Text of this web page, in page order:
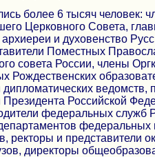
более 6 тысяч человек:
Церковного Совета,
и духовенство
Поместных
совета России, члены
Рождественских
дипломатических
Президента Российской
федеральных служб
федеральных
ректоры и представители
директоры